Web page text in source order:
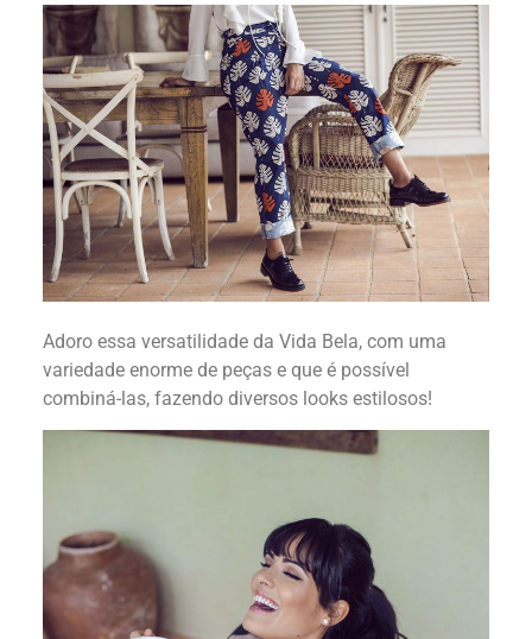
Adoro essa versatilidade da Vida Bela, com uma
variedade enorme de peças e que é possível
combiná-las, fazendo diversos looks estilosos!